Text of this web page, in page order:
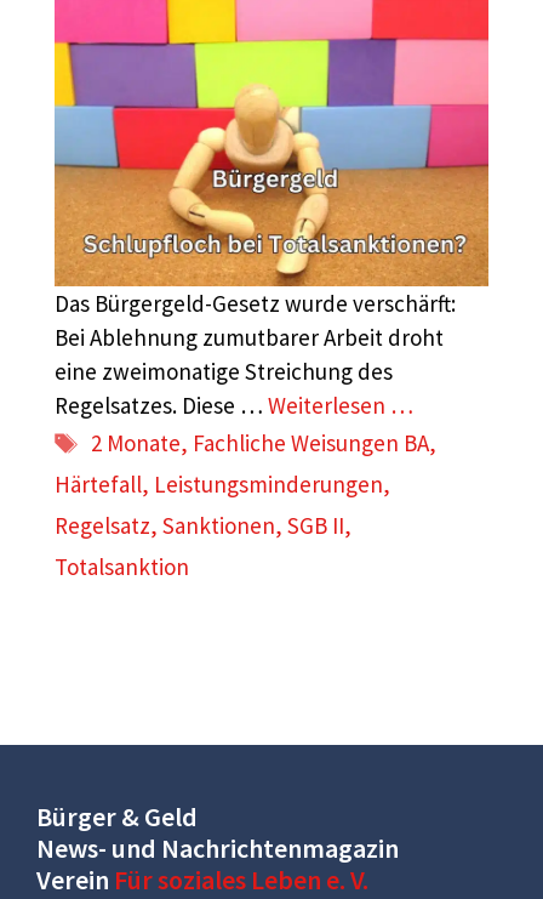
Das Bürgergeld-Gesetz wurde verschärft:
Bei Ablehnung zumutbarer Arbeit droht
eine zweimonatige Streichung des
Regelsatzes. Diese … Weiterlesen …
Schlagwörter
2 Monate, Fachliche Weisungen BA,
Härtefall, Leistungsminderungen,
Regelsatz, Sanktionen, SGB II,
Totalsanktion
Bürger & Geld
News- und Nachrichtenmagazin
Verein Für soziales Leben e. V.